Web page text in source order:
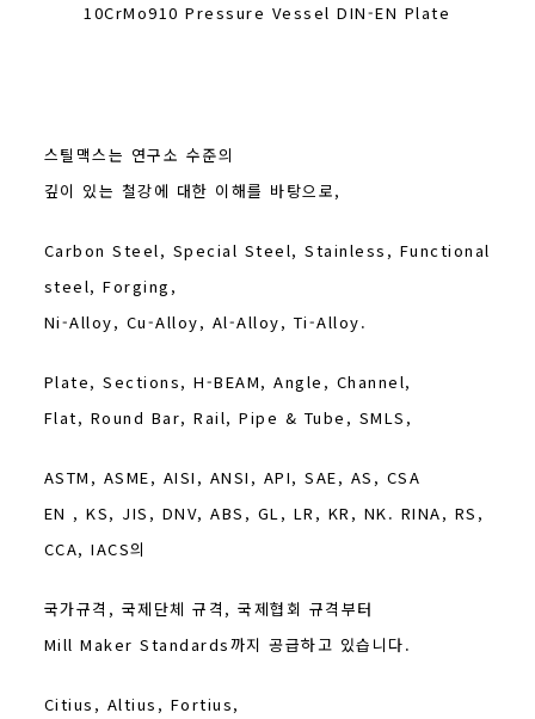
10CrMo910 Pressure Vessel DIN-EN Plate
스틸맥스는 연구소 수준의
깊이 있는 철강에 대한 이해를 바탕으로,
Carbon Steel, Special Steel, Stainless, Functional
steel, Forging,
Ni-Alloy, Cu-Alloy, Al-Alloy, Ti-Alloy.
Plate, Sections, H-BEAM, Angle, Channel,
Flat, Round Bar, Rail, Pipe & Tube, SMLS,
ASTM, ASME, AISI, ANSI, API, SAE, AS, CSA
EN , KS, JIS, DNV, ABS, GL, LR, KR, NK. RINA, RS,
CCA, IACS의
국가규격, 국제단체 규격, 국제협회 규격부터
Mill Maker Standards까지 공급하고 있습니다.
Citius, Altius, Fortius,